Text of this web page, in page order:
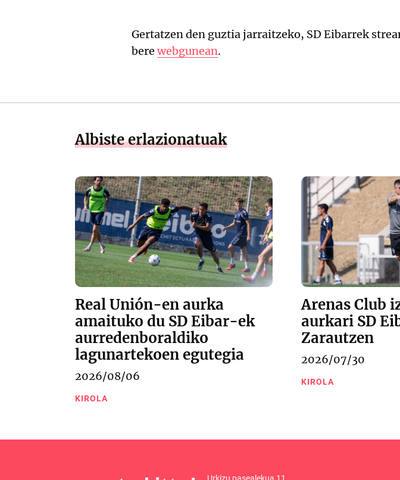
Gertatzen den guztia jarraitzeko, SD Eibarrek
bere webgunean.
Albiste erlazionatuak
Real Unión-en aurka
amaituko du SD Eibar-ek
aurredenboraldiko
lagunartekoen egutegia
2026/08/06
KIROLA
Arenas Club
aurkari SD
Zarautzen
2026/07/30
KIROLA
Urkizu pasealekua 11